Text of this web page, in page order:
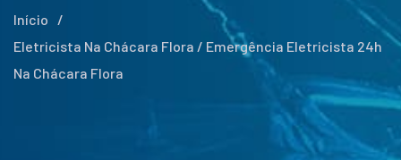
Início
/
Eletricista Na Chácara Flora / Emergência Eletricista 24h
Na Chácara Flora